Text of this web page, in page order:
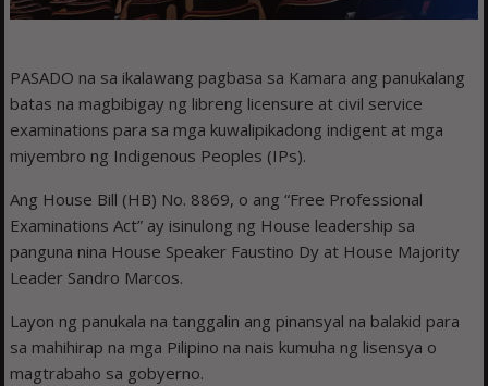
PASADO na sa ikalawang pagbasa sa Kamara ang panukalang
batas na magbibigay ng libreng licensure at civil service
examinations para sa mga kuwalipikadong indigent at mga
miyembro ng Indigenous Peoples (IPs).
Ang House Bill (HB) No. 8869, o ang “Free Professional
Examinations Act” ay isinulong ng House leadership sa
panguna nina House Speaker Faustino Dy at House Majority
Leader Sandro Marcos.
Layon ng panukala na tanggalin ang pinansyal na balakid para
sa mahihirap na mga Pilipino na nais kumuha ng lisensya o
magtrabaho sa gobyerno.